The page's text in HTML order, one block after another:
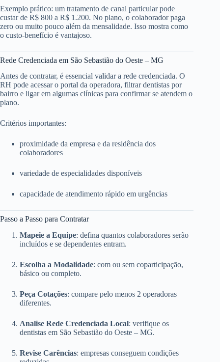
Exemplo prático: um tratamento de canal particular pode
custar de R$ 800 a R$ 1.200. No plano, o colaborador paga
zero ou muito pouco além da mensalidade. Isso mostra como
o custo-benefício é vantajoso.
Rede Credenciada em São Sebastião do Oeste – MG
Antes de contratar, é essencial validar a rede credenciada. O
RH pode acessar o portal da operadora, filtrar dentistas por
bairro e ligar em algumas clínicas para confirmar se atendem o
plano.
Critérios importantes:
proximidade da empresa e da residência dos
colaboradores
variedade de especialidades disponíveis
capacidade de atendimento rápido em urgências
Passo a Passo para Contratar
Mapeie a Equipe: defina quantos colaboradores serão
incluídos e se dependentes entram.
Escolha a Modalidade: com ou sem coparticipação,
básico ou completo.
Peça Cotações: compare pelo menos 2 operadoras
diferentes.
Analise Rede Credenciada Local: verifique os
dentistas em São Sebastião do Oeste – MG.
Revise Carências: empresas conseguem condições